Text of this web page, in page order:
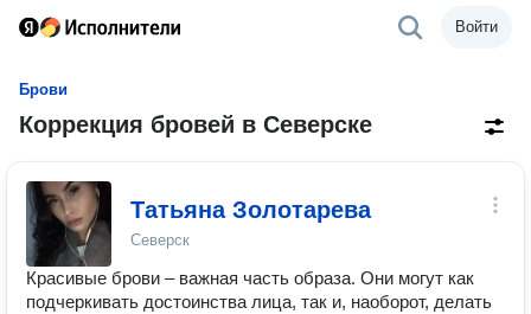
Войти
Брови
Коррекция бровей в Северске
Татьяна Золотарева
Северск
Красивые брови – важная часть образа. Они могут как
подчеркивать достоинства лица, так и, наоборот, делать